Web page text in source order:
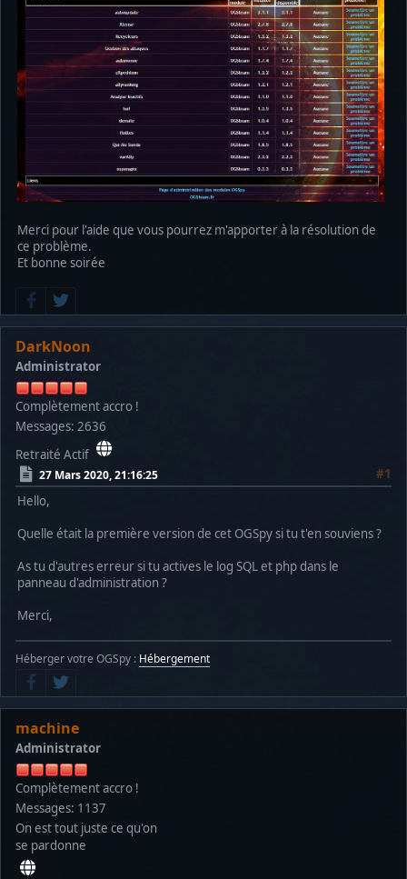
Merci pour l'aide que vous pourrez m'apporter à la résolution de
ce problème.
Et bonne soirée
DarkNoon
Administrator
Complètement accro !
Messages: 2636
Retraité Actif
27 Mars 2020, 21:16:25
#1
Hello,
Quelle était la première version de cet OGSpy si tu t'en souviens ?
As tu d'autres erreur si tu actives le log SQL et php dans le
panneau d'administration ?
Merci,
Héberger votre OGSpy : Hébergement
machine
Administrator
Complètement accro !
Messages: 1137
On est tout juste ce qu'on
se pardonne